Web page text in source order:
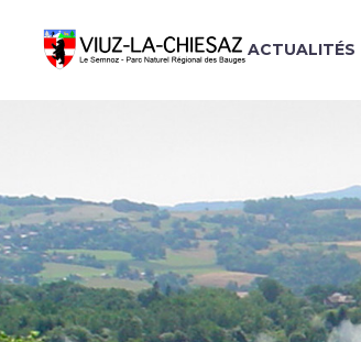
ACTUALITÉS